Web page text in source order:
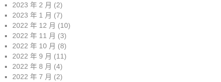
2023 年 2 月 (2)
2023 年 1 月 (7)
2022 年 12 月 (10)
2022 年 11 月 (3)
2022 年 10 月 (8)
2022 年 9 月 (11)
2022 年 8 月 (4)
2022 年 7 月 (2)